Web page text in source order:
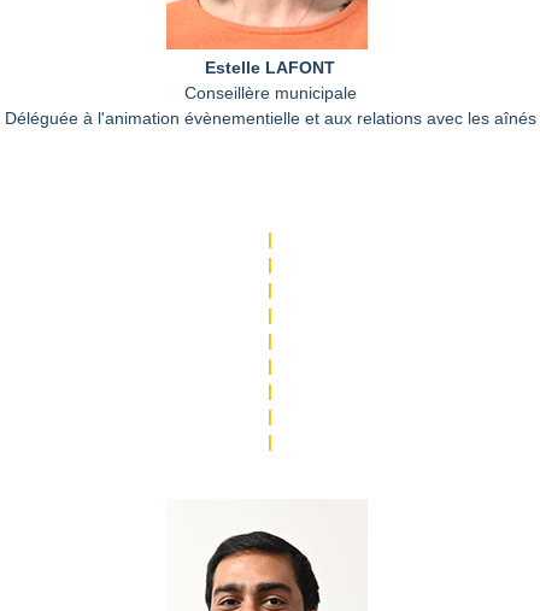
Estelle LAFONT
Conseillère municipale
Déléguée à l'animation évènementielle et aux relations avec les aînés
|
|
|
|
|
|
|
|
|